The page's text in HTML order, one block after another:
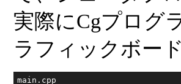
実際にCgプログ
ラフィックボー